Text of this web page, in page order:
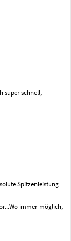
super schnell,
Spitzenleistung
immer möglich,